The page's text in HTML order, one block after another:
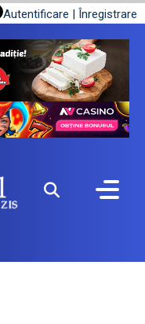
Autentificare | Înregistrare